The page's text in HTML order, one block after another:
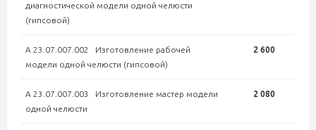
диагностической модели одной челюсти
(гипсовой)
А 23.07.007.002 Изготовление рабочей
модели одной челюсти (гипсовой)
2 600
А 23.07.007.003 Изготовление мастер модели
одной челюсти
2 080